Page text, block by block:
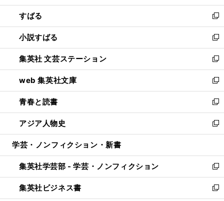
開
く
ウ
で
開
く
ン
ド
ウ
で
開
く
すばる
新
し
い
ウ
ィ
ン
ド
ウ
で
開
く
小説すばる
新
し
い
ウ
ィ
ン
ド
ウ
で
開
集英社 文芸ステーション
新
し
い
ウ
ィ
ン
ド
ウ
開
く
web 集英社文庫
新
し
い
ウ
ィ
ン
ウ
で
開
く
青春と読書
新
し
い
ウ
ン
ド
ウ
で
開
アジア人物史
新
し
ウ
ィ
ン
ド
ウ
学芸・ノンフィクション・新書
集英社学芸部 - 学芸・ノンフィクション
新
し
い
集英社ビジネス書
新